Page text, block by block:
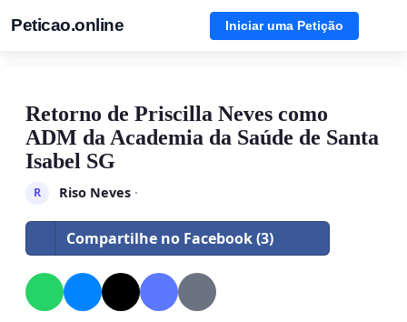
Peticao.online Iniciar uma Petição
Retorno de Priscilla Neves como
ADM da Academia da Saúde de Santa
Isabel SG
R Riso Neves·
Compartilhe no Facebook (3)